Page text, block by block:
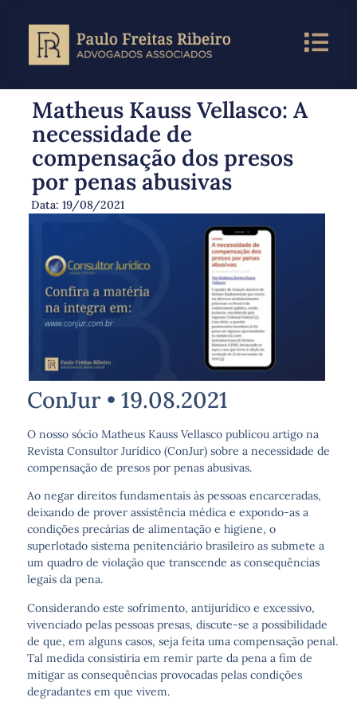
Matheus Kauss Vellasco: A
necessidade de
compensação dos presos
por penas abusivas
Data: 19/08/2021
ConJur • 19.08.2021
O nosso sócio Matheus Kauss Vellasco publicou artigo na
Revista Consultor Jurídico (ConJur) sobre a necessidade de
compensação de presos por penas abusivas.
Ao negar direitos fundamentais às pessoas encarceradas,
deixando de prover assistência médica e expondo-as a
condições precárias de alimentação e higiene, o
superlotado sistema penitenciário brasileiro as submete a
um quadro de violação que transcende as consequências
legais da pena.
Considerando este sofrimento, antijurídico e excessivo,
vivenciado pelas pessoas presas, discute-se a possibilidade
de que, em alguns casos, seja feita uma compensação penal.
Tal medida consistiria em remir parte da pena a fim de
mitigar as consequências provocadas pelas condições
degradantes em que vivem.